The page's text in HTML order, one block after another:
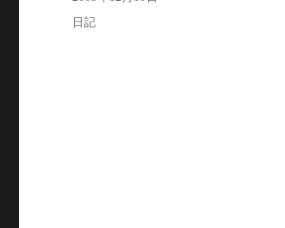
稿
カ
日記